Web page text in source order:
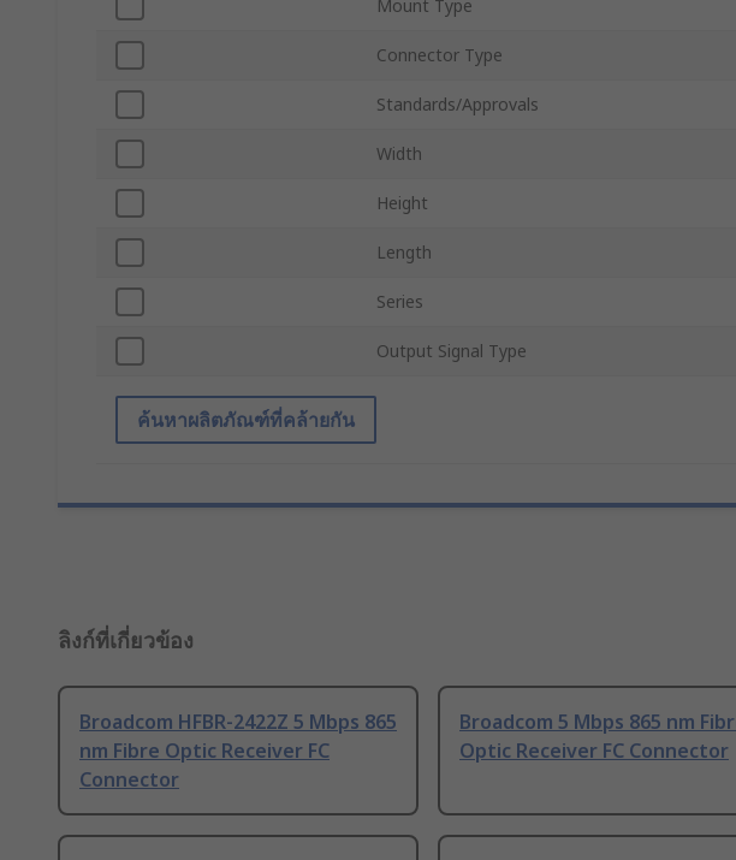
Mount Type
Connector Type
Standards/Approvals
Width
Height
Length
Series
Output Signal Type
ค้นหาผลิตภัณฑ์ที่คล้ายกัน
ลิงก์ที่เกี่ยวข้อง
Broadcom HFBR-2422Z 5 Mbps 865
nm Fibre Optic Receiver FC
Connector
Broadcom 5 Mbps 865 nm
Optic Receiver FC Connector